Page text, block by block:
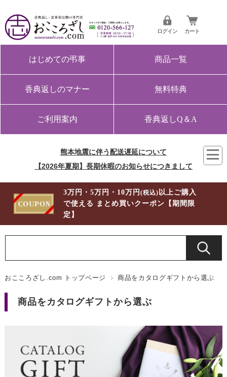
ログイン カート
はじめての弔事 商品一覧
香典返しのマナー 無料特典
ご利用案内 香典返しQ＆A
熊本地震に伴う配送遅延について
【2026年夏期】長期休暇のお知らせにつきまして
3万円・5万円・10万円(税込) 以上ご購入
で使える まとめ買いクーポン【期間限
定】
おこころざし.com トップページ 商品をカタログギフトから選ぶ
商品をカタログギフトから選ぶ